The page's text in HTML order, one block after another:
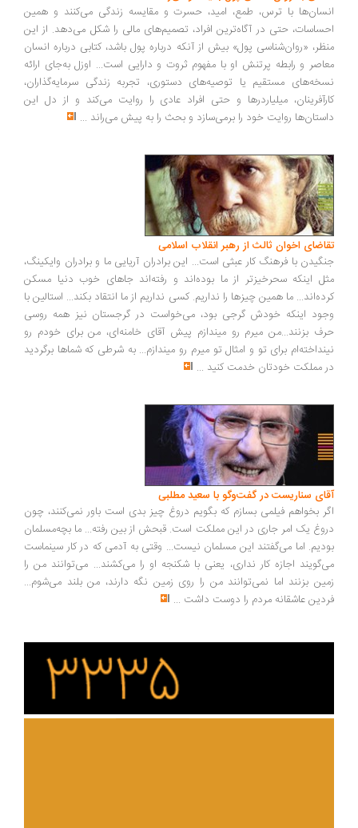
با ترس، طمع، امید، حسرت و مقایسه زندگی می‌کنند و همین
حتی در آگاه‌ترین افراد، تصمیم‌های مالی را شکل می‌دهد. از این
«روان‌شناسی پول» بیش از آنکه درباره پول باشد، کتابی درباره انسان
و رابطه پرتنش او با مفهوم ثروت و دارایی است... اوزل به‌جای ارائه
مستقیم یا توصیه‌های دستوری، تجربه زندگی سرمایه‌گذاران،
میلیاردرها و حتی افراد عادی را روایت می‌کند و از دل این
روایت خود را برمی‌سازد و بحث را به پیش می‌راند ...
اخوان ثالث از رهبر انقلاب اسلامی
با فرهنگ کار عبثی است... این برادران آریایی ما و برادران وایکینگ،
اینکه سحرخیزتر از ما بوده‌اند و رفته‌اند جاهای خوب دنیا مسکن
ما همین چیزها را نداریم. کسی نداریم از ما انتقاد بکند... استالین با
اینکه خودش گرجی بود، می‌خواست در گرجستان نیز همه روسی
بزنند...من میرم رو میندازم پیش آقای خامنه‌ای، من برای خودم رو
برای تو و امثال تو میرم رو میندازم... به شرطی که شماها برگردید
مملکت خودتان خدمت کنید...
سناریست در گفت‌وگو با سعید مطلبی
بخواهم فیلمی بسازم که بگویم دروغ چیز بدی است باور نمی‌کنند، چون
یک امر جاری در این مملکت است. قبحش از بین رفته... ما بچه‌مسلمان
اما می‌گفتند این مسلمان نیست... وقتی به آدمی که در کار سینماست
اجازه کار نداری، یعنی با شکنجه او را می‌کشند... می‌توانند من را
بزنند اما نمی‌توانند من را روی زمین نگه دارند، من بلند می‌شوم...
عاشقانه مردم را دوست داشت ...